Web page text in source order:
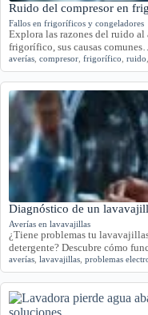
Ruido del compresor en
Fallos en frigoríficos y congeladores
Explora las razones del ruido al
frigorífico, sus causas comunes…
averías compresor frigorífico ruido
Diagnóstico de un
Averías en lavavajillas
¿Tiene problemas tu
detergente? Descubre cómo
averías lavavajillas problemas